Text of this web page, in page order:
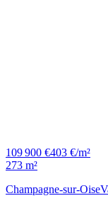
109 900 €403 €/m²
273 m²
Champagne-sur-Oise